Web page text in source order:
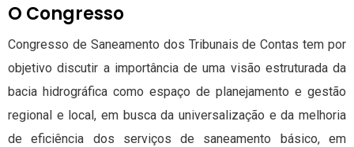
O Congresso
Congresso de Saneamento dos Tribunais de Contas tem por
objetivo discutir a importância de uma visão estruturada da
bacia hidrográfica como espaço de planejamento e gestão
regional e local, em busca da universalização e da melhoria
de eficiência dos serviços de saneamento básico, em